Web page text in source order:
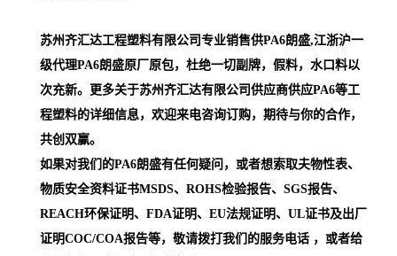
苏州齐汇达工程塑料有限公司专业销售供PA6朗盛,江浙沪一
级代理PA6朗盛原厂原包，杜绝一切副牌，假料，水口料以
次充新。更多关于苏州齐汇达有限公司供应商供应PA6等工
程塑料的详细信息，欢迎来电咨询订购，期待与你的合作，
共创双赢。
如果对我们的PA6朗盛有任何疑问，或者想索取夫物性表、
物质安全资料证书MSDS、ROHS检验报告、SGS报告、
REACH环保证明、FDA证明、EU法规证明、UL证书及出厂
证明COC/COA报告等，敬请拨打我们的服务电话 ，或者给